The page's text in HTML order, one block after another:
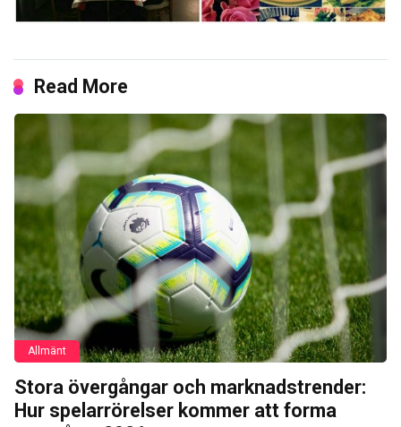
Read More
Allmänt
Stora övergångar och marknadstrender:
Hur spelarrörelser kommer att forma